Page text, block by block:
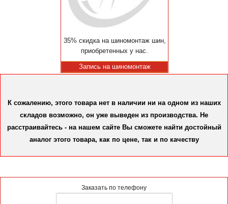
35% скидка на шиномонтаж шин,
приобретенных у нас.
Запись на шиномонтаж
К сожалению, этого товара нет в наличии ни на одном из наших
складов возможно, он уже выведен из производства. Не
расстраивайтесь - на нашем сайте Вы сможете найти достойный
аналог этого товара, как по цене, так и по качеству
Заказать по телефону